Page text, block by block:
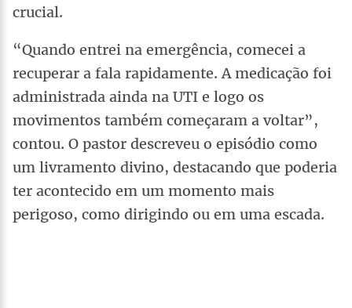
crucial.
“Quando entrei na emergência, comecei a
recuperar a fala rapidamente. A medicação foi
administrada ainda na UTI e logo os
movimentos também começaram a voltar”,
contou. O pastor descreveu o episódio como
um livramento divino, destacando que poderia
ter acontecido em um momento mais
perigoso, como dirigindo ou em uma escada.